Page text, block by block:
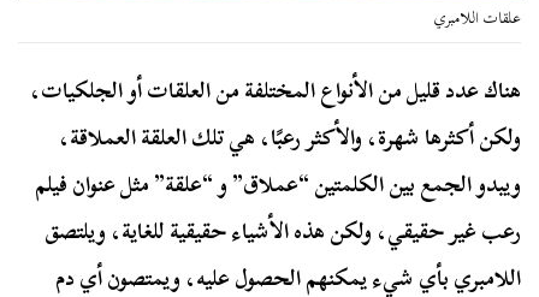
علقات اللامبري
هناك عدد قليل من الأنواع المختلفة من العلقات أو الجلكيات،
ولكن أكثرها شهرة، والأكثر رعبًا، هي تلك العلقة العملاقة،
ويبدو الجمع بين الكلمتين “عملاق” و “علقة” مثل عنوان فيلم
رعب غير حقيقي، ولكن هذه الأشياء حقيقية للغاية، ويلتصق
اللامبري بأي شيء يمكنهم الحصول عليه، ويمتصون أي دم